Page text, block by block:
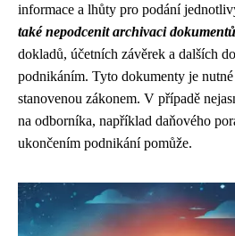
informace a lhůty pro podání
také nepodcenit archivaci dokumentů
dokladů, účetních závěrek a dalších
podnikáním. Tyto dokumenty je
stanovenou zákonem. V případě
na odborníka, například daňového
ukončením podnikání pomůže.